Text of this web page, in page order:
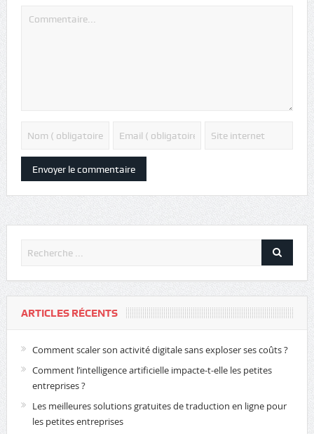
ARTICLES RÉCENTS
Comment scaler son activité digitale sans exploser ses coûts ?
Comment l’intelligence artificielle impacte-t-elle les petites
entreprises ?
Les meilleures solutions gratuites de traduction en ligne pour
les petites entreprises